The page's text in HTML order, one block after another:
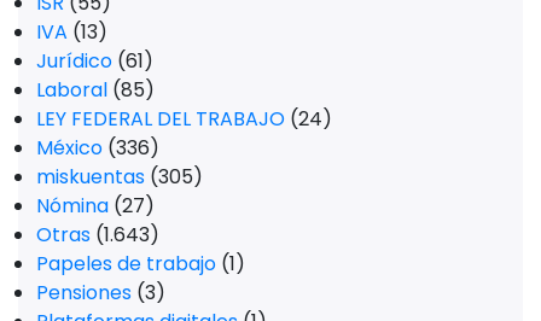
IVA (13)
Jurídico (61)
Laboral (85)
LEY FEDERAL DEL TRABAJO (24)
México (336)
miskuentas (305)
Nómina (27)
Otras (1.643)
Papeles de trabajo (1)
Pensiones (3)